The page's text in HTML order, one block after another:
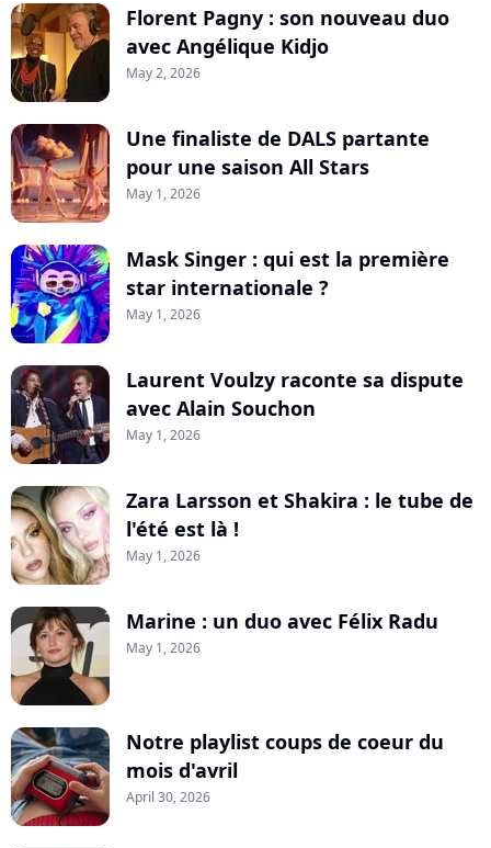
Florent Pagny : son nouveau duo
avec Angélique Kidjo
May 2, 2026
Une finaliste de DALS partante
pour une saison All Stars
May 1, 2026
Mask Singer : qui est la première
star internationale ?
May 1, 2026
Laurent Voulzy raconte sa dispute
avec Alain Souchon
May 1, 2026
Zara Larsson et Shakira : le tube de
l'été est là !
May 1, 2026
Marine : un duo avec Félix Radu
May 1, 2026
Notre playlist coups de coeur du
mois d'avril
April 30, 2026